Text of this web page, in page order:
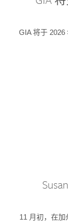
GIA 将于
11 月初，在